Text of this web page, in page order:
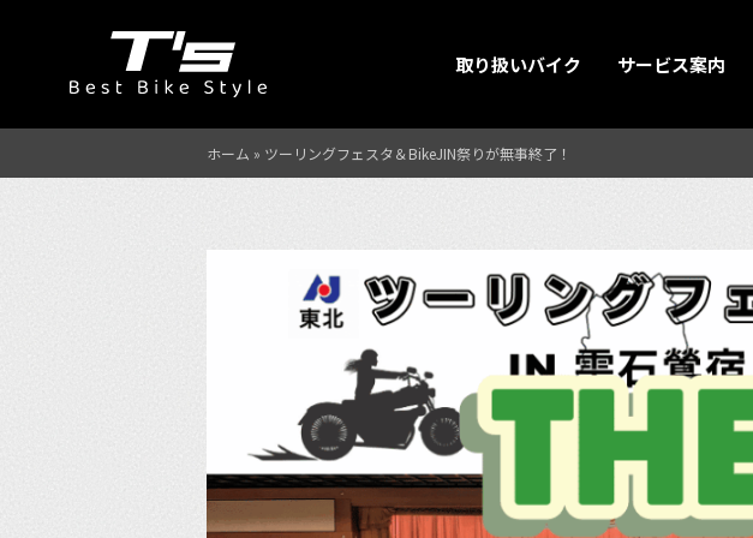
取り扱いバイク サービス案内
ホーム » ツーリングフェスタ＆BikeJIN祭りが無事終了！